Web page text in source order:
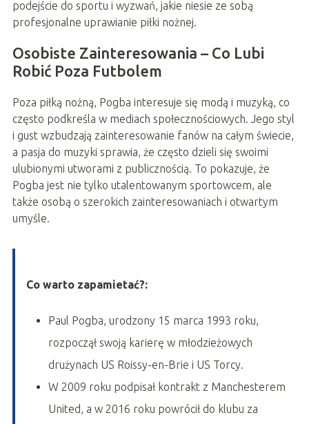
podejście do sportu i wyzwań, jakie niesie ze sobą
profesjonalne uprawianie piłki nożnej.
Osobiste Zainteresowania – Co Lubi
Robić Poza Futbolem
Poza piłką nożną, Pogba interesuje się modą i muzyką, co
często podkreśla w mediach społecznościowych. Jego styl
i gust wzbudzają zainteresowanie fanów na całym świecie,
a pasja do muzyki sprawia, że często dzieli się swoimi
ulubionymi utworami z publicznością. To pokazuje, że
Pogba jest nie tylko utalentowanym sportowcem, ale
także osobą o szerokich zainteresowaniach i otwartym
umyśle.
Co warto zapamietać?:
Paul Pogba, urodzony 15 marca 1993 roku,
rozpoczął swoją karierę w młodzieżowych
drużynach US Roissy-en-Brie i US Torcy.
W 2009 roku podpisał kontrakt z Manchesterem
United, a w 2016 roku powrócił do klubu za